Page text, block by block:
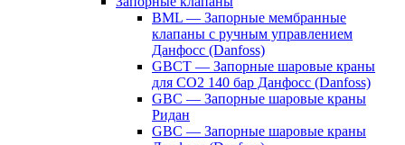
BML — Запорные мембранные
клапаны с ручным управлением
Данфосс (Danfoss)
GBCT — Запорные шаровые краны
для CO2 140 бар Данфосс (Danfoss)
GBC — Запорные шаровые краны
Ридан
GBC — Запорные шаровые краны